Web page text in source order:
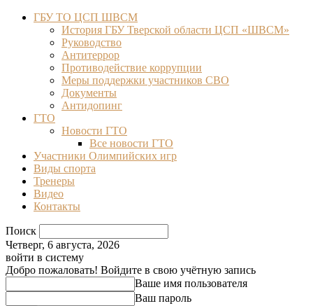
ГБУ ТО ЦСП ШВСМ
История ГБУ Тверской области ЦСП «ШВСМ»
Руководство
Антитеррор
Противодействие коррупции
Меры поддержки участников СВО
Документы
Антидопинг
ГТО
Новости ГТО
Все новости ГТО
Участники Олимпийских игр
Виды спорта
Тренеры
Видео
Контакты
Поиск
Четверг, 6 августа, 2026
войти в систему
Добро пожаловать! Войдите в свою учётную запись
Ваше имя пользователя
Ваш пароль